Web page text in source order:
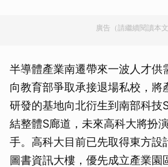
廣告（請繼續閱讀本文
半導體產業南遷帶來一波人才供
向教育部爭取承接退場私校，將
研發的基地向北衍生到南部科技
結整體S廊道，未來高科大將扮
手。高科大目前已先取得東方設
圖書資訊大樓，優先成立產業園